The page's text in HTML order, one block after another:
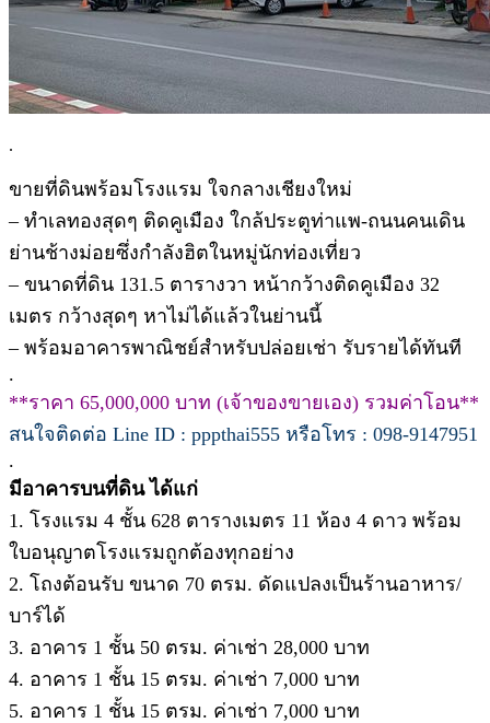
.
ขายที่ดินพร้อมโรงแรม ใจกลางเชียงใหม่
– ทำเลทองสุดๆ ติดคูเมือง ใกล้ประตูท่าแพ-ถนนคนเดิน
ย่านช้างม่อยซึ่งกำลังฮิตในหมู่นักท่องเที่ยว
– ขนาดที่ดิน 131.5 ตารางวา หน้ากว้างติดคูเมือง 32
เมตร กว้างสุดๆ หาไม่ได้แล้วในย่านนี้
– พร้อมอาคารพาณิชย์สำหรับปล่อยเช่า รับรายได้ทันที
.
**ราคา 65,000,000 บาท (เจ้าของขายเอง) รวมค่าโอน**
สนใจติดต่อ Line ID : pppthai555 หรือโทร : 098-9147951
.
มีอาคารบนที่ดิน ได้แก่
1. โรงแรม 4 ชั้น 628 ตารางเมตร 11 ห้อง 4 ดาว พร้อม
ใบอนุญาตโรงแรมถูกต้องทุกอย่าง
2. โถงต้อนรับ ขนาด 70 ตรม. ดัดแปลงเป็นร้านอาหาร/
บาร์ได้
3. อาคาร 1 ชั้น 50 ตรม. ค่าเช่า 28,000 บาท
4. อาคาร 1 ชั้น 15 ตรม. ค่าเช่า 7,000 บาท
5. อาคาร 1 ชั้น 15 ตรม. ค่าเช่า 7,000 บาท